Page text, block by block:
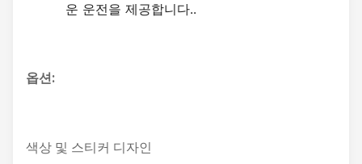
운 운전을 제공합니다..
옵션:
색상 및 스티커 디자인